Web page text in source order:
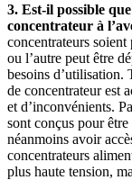
3. Est-il possible
concentrateur à
concentrateurs
ou l’autre peut être
besoins d’utilisation.
de concentrateur est
et d’inconvénients.
sont conçus pour
néanmoins avoir
concentrateurs
plus haute tension,